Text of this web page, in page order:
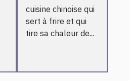
cuisine chinoise qui
sert à frire et qui
tire sa chaleur de...